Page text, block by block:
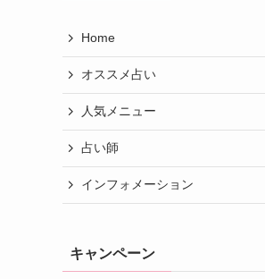
Home
オススメ占い
人気メニュー
占い師
インフォメーション
キャンペーン